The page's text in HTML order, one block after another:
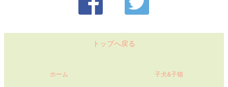
トップへ戻る
ホーム 子犬&子猫